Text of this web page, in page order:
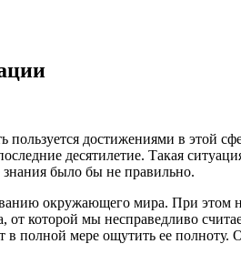
достижениями в этой
десятилетие. Такая
знания было бы не правильно.
окружающего мира. При этом
которой мы несправедливо
мере ощутить ее полноту.